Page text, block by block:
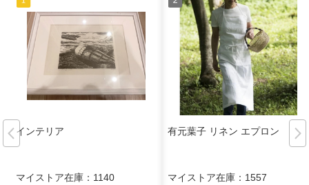
インテリア
マイストア在庫： 1140
有元葉子 リネン エプロン
マイストア在庫： 1557